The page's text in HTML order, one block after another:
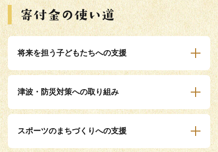
将来を担う子どもたちへの支援
津波・防災対策への取り組み
スポーツのまちづくりへの支援